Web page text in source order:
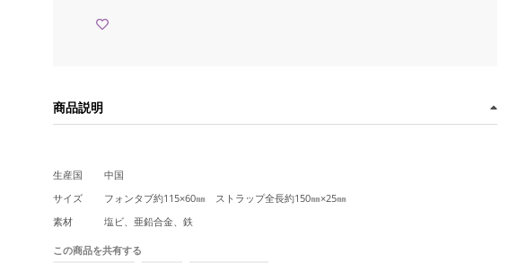
商品説明
生産国
中国
サイズ
フォンタブ約115×60㎜ ストラップ全長約150㎜×25㎜
素材
塩ビ、亜鉛合金、鉄
この商品を共有する